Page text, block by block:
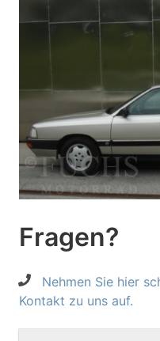
Fragen?
Nehmen Sie hier
Kontakt zu uns auf.